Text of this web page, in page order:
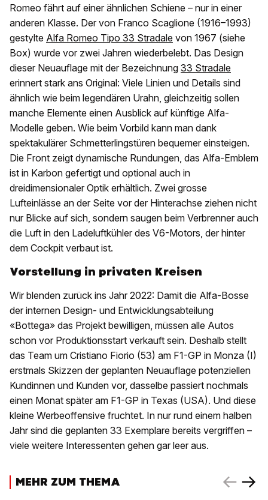
Romeo fährt auf einer ähnlichen Schiene – nur in einer
anderen Klasse. Der von Franco Scaglione (1916–1993)
gestylte Alfa Romeo Tipo 33 Stradale von 1967 (siehe
Box) wurde vor zwei Jahren wiederbelebt. Das Design
dieser Neuauflage mit der Bezeichnung 33 Stradale
erinnert stark ans Original: Viele Linien und Details sind
ähnlich wie beim legendären Urahn, gleichzeitig sollen
manche Elemente einen Ausblick auf künftige Alfa-
Modelle geben. Wie beim Vorbild kann man dank
spektakulärer Schmetterlingstüren bequemer einsteigen.
Die Front zeigt dynamische Rundungen, das Alfa-Emblem
ist in Karbon gefertigt und optional auch in
dreidimensionaler Optik erhältlich. Zwei grosse
Lufteinlässe an der Seite vor der Hinterachse ziehen nicht
nur Blicke auf sich, sondern saugen beim Verbrenner auch
die Luft in den Ladeluftkühler des V6-Motors, der hinter
dem Cockpit verbaut ist.
Vorstellung in privaten Kreisen
Wir blenden zurück ins Jahr 2022: Damit die Alfa-Bosse
der internen Design- und Entwicklungsabteilung
«Bottega» das Projekt bewilligen, müssen alle Autos
schon vor Produktionsstart verkauft sein. Deshalb stellt
das Team um Cristiano Fiorio (53) am F1-GP in Monza (I)
erstmals Skizzen der geplanten Neuauflage potenziellen
Kundinnen und Kunden vor, dasselbe passiert nochmals
einen Monat später am F1-GP in Texas (USA). Und diese
kleine Werbeoffensive fruchtet. In nur rund einem halben
Jahr sind die geplanten 33 Exemplare bereits vergriffen –
viele weitere Interessenten gehen gar leer aus.
MEHR ZUM THEMA